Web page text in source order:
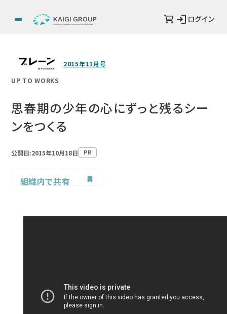
ログイン
2015年11月号
UP TO WORKS
思春期の少年の心にずっと残るシー
ンをつくる
公開日:2015年10月18日 PR
組織内で共有